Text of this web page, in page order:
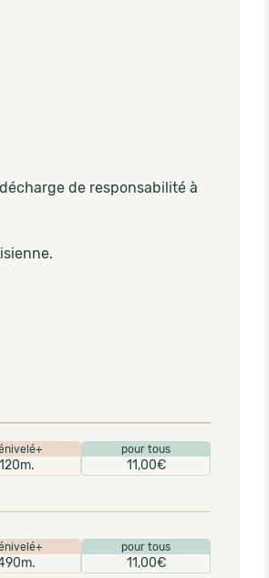
de responsabilité à
120m.
pour tous
11,00€
pour tous
11,00€